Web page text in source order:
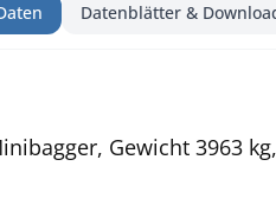
Datenblätter &
Gewicht 3963